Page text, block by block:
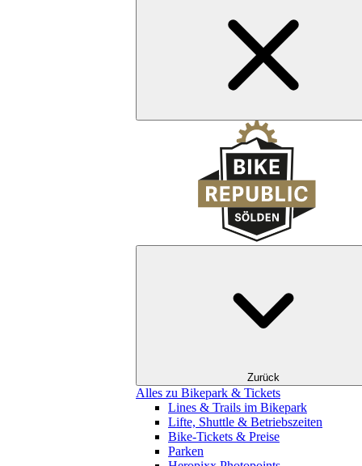
Zurück
Alles zu Bikepark & Tickets
Lines & Trails im Bikepark
Lifte, Shuttle & Betriebszeiten
Bike-Tickets & Preise
Parken